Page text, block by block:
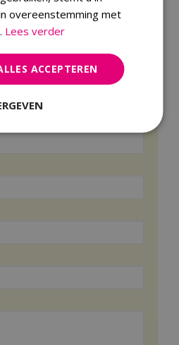
overeenstemming met
Lees verder
ACCEPTEREN